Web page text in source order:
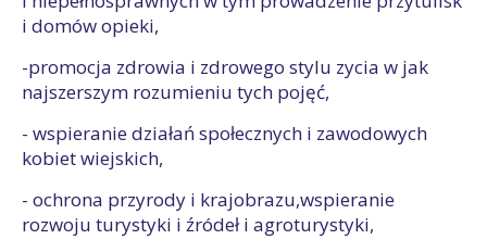
i domów opieki,
-promocja zdrowia i zdrowego stylu zycia w jak
najszerszym rozumieniu tych pojęć,
- wspieranie działań społecznych i zawodowych
kobiet wiejskich,
- ochrona przyrody i krajobrazu,wspieranie
rozwoju turystyki i źródeł i agroturystyki,